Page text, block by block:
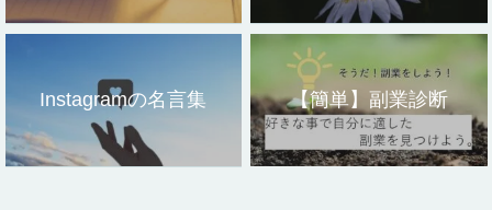
Instagramの名言集 【簡単】副業診断